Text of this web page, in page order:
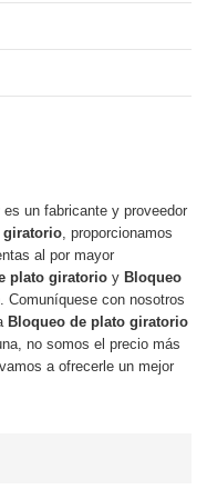
es un fabricante y proveedor
giratorio , proporcionamos
al por mayor
plato giratorio y Bloqueo
Comuníquese con nosotros
Bloqueo de plato giratorio
no somos el precio más
vamos a ofrecerle un mejor